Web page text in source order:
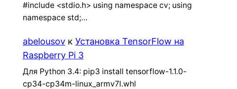
#include <stdio.h> using namespace cv; using
namespace std;…
abelousovк Установка TensorFlow на
Raspberry Pi 3
Для Python 3.4: pip3 install tensorflow-1.1.0-
cp34-cp34m-linux_armv7l.whl